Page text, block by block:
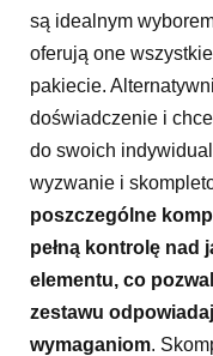
są idealnym
oferują one
pakiecie.
doświadczenie i
do swoich
wyzwanie i
poszczególne
pełną kontrolę nad
elementu, co
zestawu
wymaganiom.